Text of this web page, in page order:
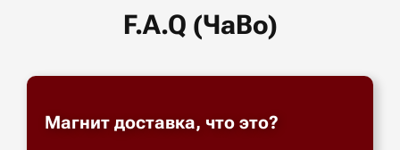
F.A.Q (ЧаВо)
Магнит доставка, что это?